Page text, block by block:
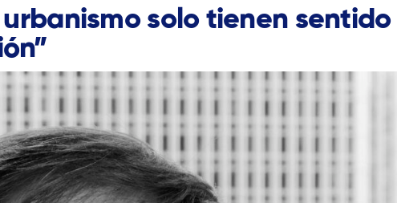
solo tienen sentido